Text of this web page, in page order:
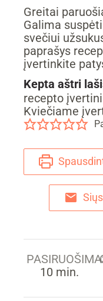
Greitai
Galima
svečiui
paprašys
įvertinkite
Kepta aštri
recepto
Kviečiame
10 min.
min.